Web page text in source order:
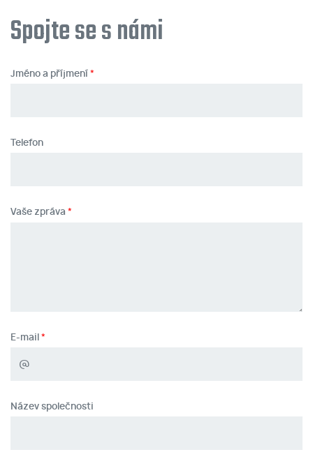
Spojte se s námi
Jméno a příjmení
Telefon
Vaše zpráva
E-mail
Název společnosti